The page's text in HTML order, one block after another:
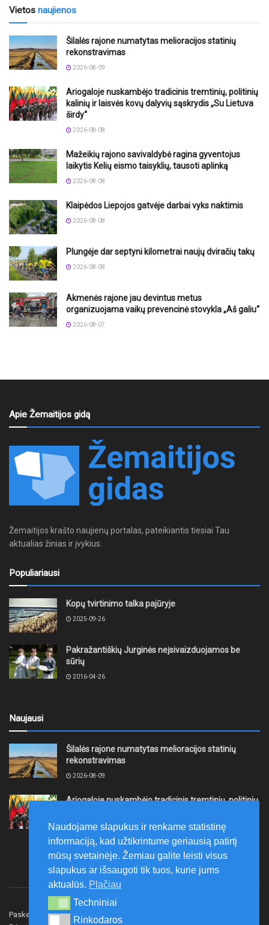
Vietos naujienos
Šilalės rajone numatytas melioracijos statinių
rekonstravimas
2026-08-09
Ariogaloje nuskambėjo tradicinis tremtinių, politinių
kalinių ir laisvės kovų dalyvių sąskrydis „Su Lietuva
širdy“
2026-08-08
Mažeikių rajono savivaldybė ragina gyventojus
laikytis Kelių eismo taisyklių, tausoti aplinką
2026-08-08
Klaipėdos Liepojos gatvėje darbai vyks naktimis
2026-08-08
Plungėje dar septyni kilometrai naujų dviračių takų
2026-08-08
Akmenės rajone jau devintus metus
organizuojama vaikų prevencinė stovykla „Aš galiu“
2026-08-07
Apie Žemaitijos gidą
Žemaitijos krašto naujienų portalas, pateikiantis tiesiai Tau
aktualias žinias ir įvykius.
Populiariausi
Kopų tvirtinimo talka pajūryje
2025-09-26
Pakražantiškių Jurginės neįsivaizduojamos be
sūrių
2016-04-26
Naujausi
Šilalės rajone numatytas melioracijos statinių
rekonstravimas
2026-08-09
Ariogaloje nuskambėjo tradicinis tremtinių, politinių
širdy“
2026-08-08
Paskelbk naujieną Rašyti redakcijai
Naudojame slapukus ir renkame statistinę
informaciją, kad užtikrintume geriausią patirtį
mūsų svetainėje. Žemiau galite leisti visus
slapukus ar išsaugoti tik tuos, kurie jums
aktualūs. Plačiau
Techniniai
Techniniai
Rinkodaros
Rinkodaros